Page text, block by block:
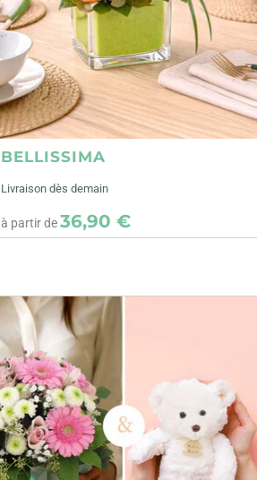
BELLISSIMA
Livraison dès demain
à partir de36,90 €